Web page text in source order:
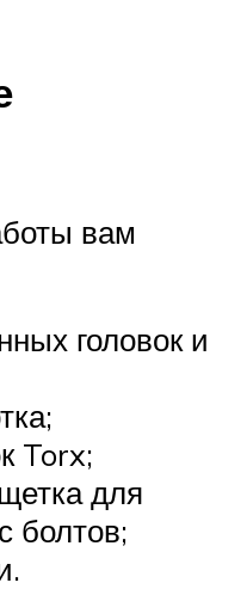
вам
головок и
Torx;
для
болтов;